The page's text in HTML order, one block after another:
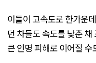
이들이 고속도로 한가운
던 차들도 속도를 낮춘
큰 인명 피해로 이어질